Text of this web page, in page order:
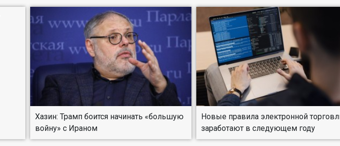
Хазин: Трамп боится начинать «большую
войну» с Ираном
Новые правила электронной
заработают в следующем году